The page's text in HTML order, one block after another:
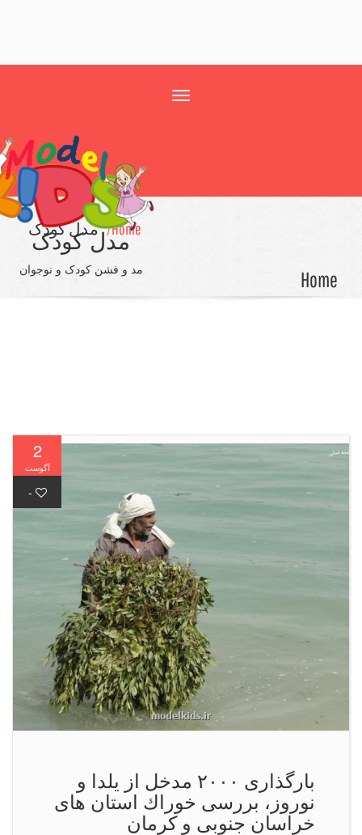
مدل کودک
مد و فشن کودک و نوجوان
مدل کودک
2
بارگذاری ۲۰۰۰ مدخل از یلدا و
نوروز، بررسی خوراك استان های
خراسان جنوبی و كرمان